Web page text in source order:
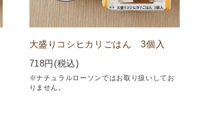
大盛りコシヒカリごはん 3個入
718円(税込)
※ナチュラルローソンではお取り扱いしてお
りません。